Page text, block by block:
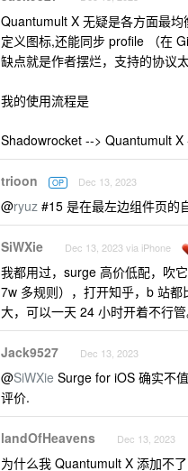
Quantumult X 无疑是各方面最
定义图标,还能同步 profile （在
缺点就是作者摆烂，支持的协议
我的使用流程是
Shadowrocket --> Quantumult
trioon OP Dec 13, 2023
@ryuz #15 是在最左边组件页的
SiWXie Dec 13, 2023 via iPhone
我都用过，surge 高价低配，吹
7w 多规则），打开知乎，b 站
大，可以一天 24 小时开着不行
Jack9527 Dec 13, 2023
@SiWXie Surge for iOS 确实不
评价.
landOfHeavens Dec 13, 2023
为什么我 Quantumult X 添加不